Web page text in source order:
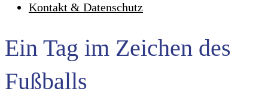
Kontakt & Datenschutz
Ein Tag im Zeichen des
Fußballs